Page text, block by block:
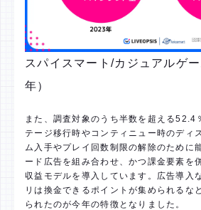
スパイスマート/カジュアルゲ
年）
また、調査対象のうち半数を超える52.4
テージ移行時やコンティニュー時のディ
ム入手やプレイ回数制限の解除のために
ード広告を組み合わせ、かつ課金要素を
収益モデルを導入しています。広告導入
リは換金できるポイントが集められるな
られたのが今年の特徴となりました。